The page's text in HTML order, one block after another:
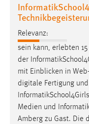
Relevanz:
sein kann, erlebten
der
mit Einblicken in
digitale Fertigung
Medien und
Amberg zu Gast. Die
Sie tun dies,
hinweg verfolgen.
Google Ads
Name:
_gcl_au
Anbieter:
Google Ireland